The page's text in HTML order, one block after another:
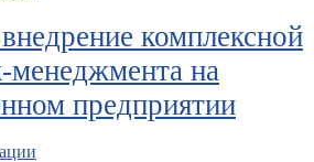
комплексной
менеджмента на
предприятии